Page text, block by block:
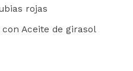
rojas
Aceite de girasol